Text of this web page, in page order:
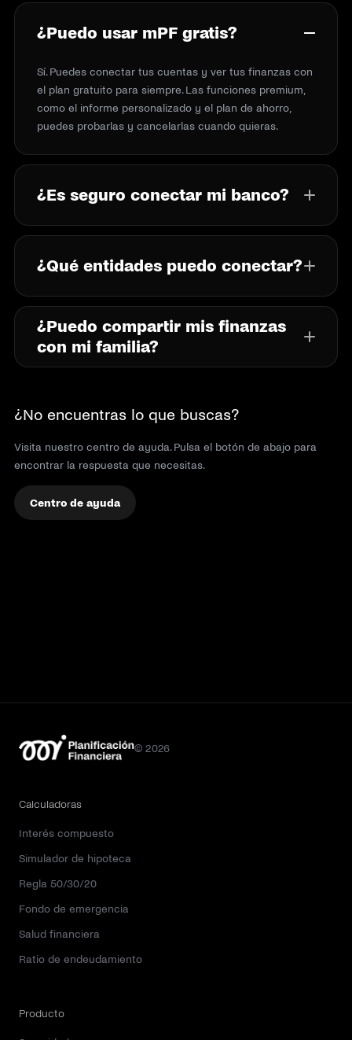
¿Puedo usar mPF gratis?
Sí. Puedes conectar tus cuentas y ver tus finanzas con
el plan gratuito para siempre. Las funciones premium,
como el informe personalizado y el plan de ahorro,
puedes probarlas y cancelarlas cuando quieras.
¿Es seguro conectar mi banco?
¿Qué entidades puedo conectar?
¿Puedo compartir mis finanzas
con mi familia?
¿No encuentras lo que buscas?
Visita nuestro centro de ayuda. Pulsa el botón de abajo para
encontrar la respuesta que necesitas.
Centro de ayuda
© 2026
Calculadoras
Interés compuesto
Simulador de hipoteca
Regla 50/30/20
Fondo de emergencia
Salud financiera
Ratio de endeudamiento
Producto